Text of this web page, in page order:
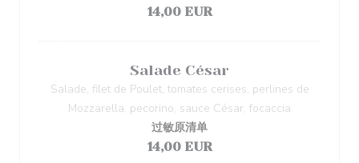
14,00 EUR
Salade César
Salade, filet de Poulet, tomates cerises, perlines de
Mozzarella, pecorino, sauce César, focaccia
过敏原清单
14,00 EUR